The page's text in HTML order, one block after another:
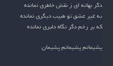
دگر بهانه ای ز نقش خاطری نمانده
به غیر عشق تو طبیب دیگری نمانده
که بر رخم دگر نگاه دلبری نمانده
پشیمانم پشیمانم پشیمان